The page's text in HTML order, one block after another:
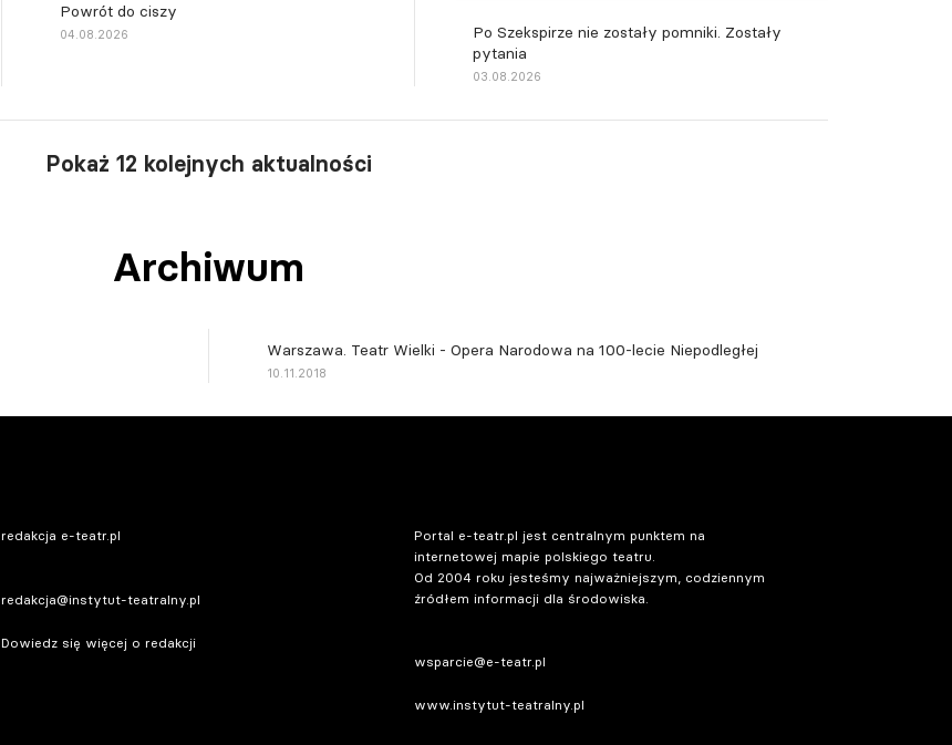
Powrót do ciszy
04.08.2026
Po Szekspirze nie zostały pomniki. Zostały
pytania
03.08.2026
Pokaż 12 kolejnych aktualności
Archiwum
Warszawa. Teatr Wielki - Opera Narodowa na 100-lecie Niepodległej
10.11.2018
redakcja e-teatr.pl
redakcja@instytut-teatralny.pl
Dowiedz się więcej o redakcji
Portal e-teatr.pl jest centralnym punktem na
internetowej mapie polskiego teatru.
Od 2004 roku jesteśmy najważniejszym, codziennym
źródłem informacji dla środowiska.
wsparcie@e-teatr.pl
www.instytut-teatralny.pl